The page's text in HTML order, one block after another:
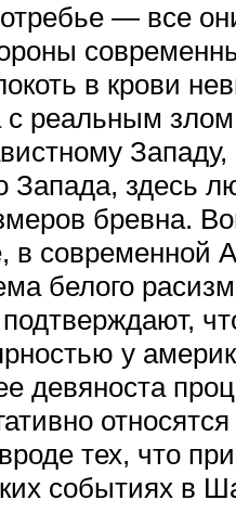
— все
в крови
с реальным
Запада, здесь
бревна.
современной
белого
у
девяноста
тех, что
событиях в